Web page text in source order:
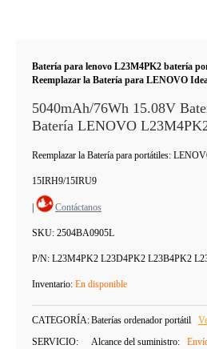
Batería para lenovo L23M4PK2 batería
Reemplazar la Batería para LENOVO
5040mAh/76Wh 15.08V
Batería LENOVO
Reemplazar la Batería para portátiles:
15IRH9/15IRU9
Contáctanos
SKU: 2504BA0905L
P/N: L23M4PK2 L23D4PK2 L23B4PK2
Inventario: En disponible
CATEGORÍA:Baterías ordenador portátil
SERVICIO:
Alcance del suministro: